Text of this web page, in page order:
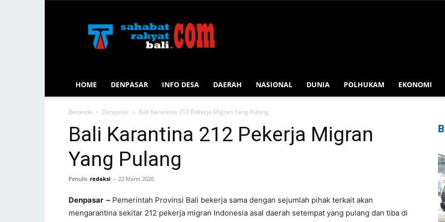
Rakyat
Bali
HOME DENPASAR INFO DESA DAERAH NASIONAL DUNIA POLHUKAM EKONOMI
Beranda Denpasar Bali Karantina 212 Pekerja Migran Yang Pulang
Bali Karantina 212 Pekerja Migran
Yang Pulang
Penulis redaksi - 22 Maret 2020
Denpasar – Pemerintah Provinsi Bali bekerja sama dengan sejumlah pihak terkait akan
mengarantina sekitar 212 pekerja migran Indonesia asal daerah setempat yang pulang dan tiba di